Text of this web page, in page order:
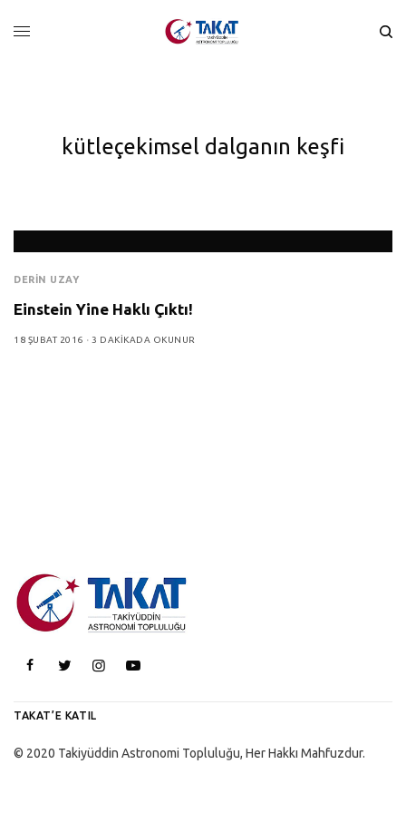
kütleçekimsel dalganın keşfi
DERIN UZAY
Einstein Yine Haklı Çıktı!
18 ŞUBAT 2016 3 DAKIKADA OKUNUR
TAKAT’E KATIL
© 2020 Takiyüddin Astronomi Topluluğu, Her Hakkı Mahfuzdur.